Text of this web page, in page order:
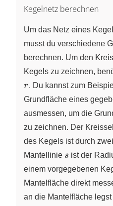
Kegelnetz berechnen
Um das Netz eines
musst du verschiedene
berechnen. Um den
Kegels zu zeichnen,
r. Du kannst zum
Grundfläche eines
ausmessen, um die
zu zeichnen. Der
des Kegels ist durch
Mantellinie s
s ist der
einem vorgegebenen
Mantelfläche direkt
an die Mantelfläche